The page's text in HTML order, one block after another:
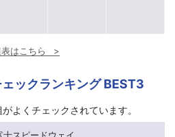
はこちら
ックランキング BEST3
よくチェックされています。